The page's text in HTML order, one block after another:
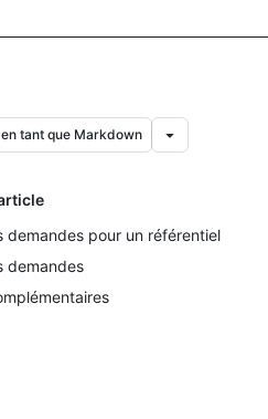
tant que Markdown
demandes pour un référentiel
demandes